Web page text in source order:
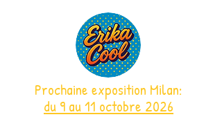
Prochaine exposition Milan:
du 9 au 11 octobre 2026